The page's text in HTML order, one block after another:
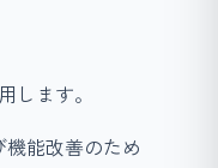
します。
能改善のため